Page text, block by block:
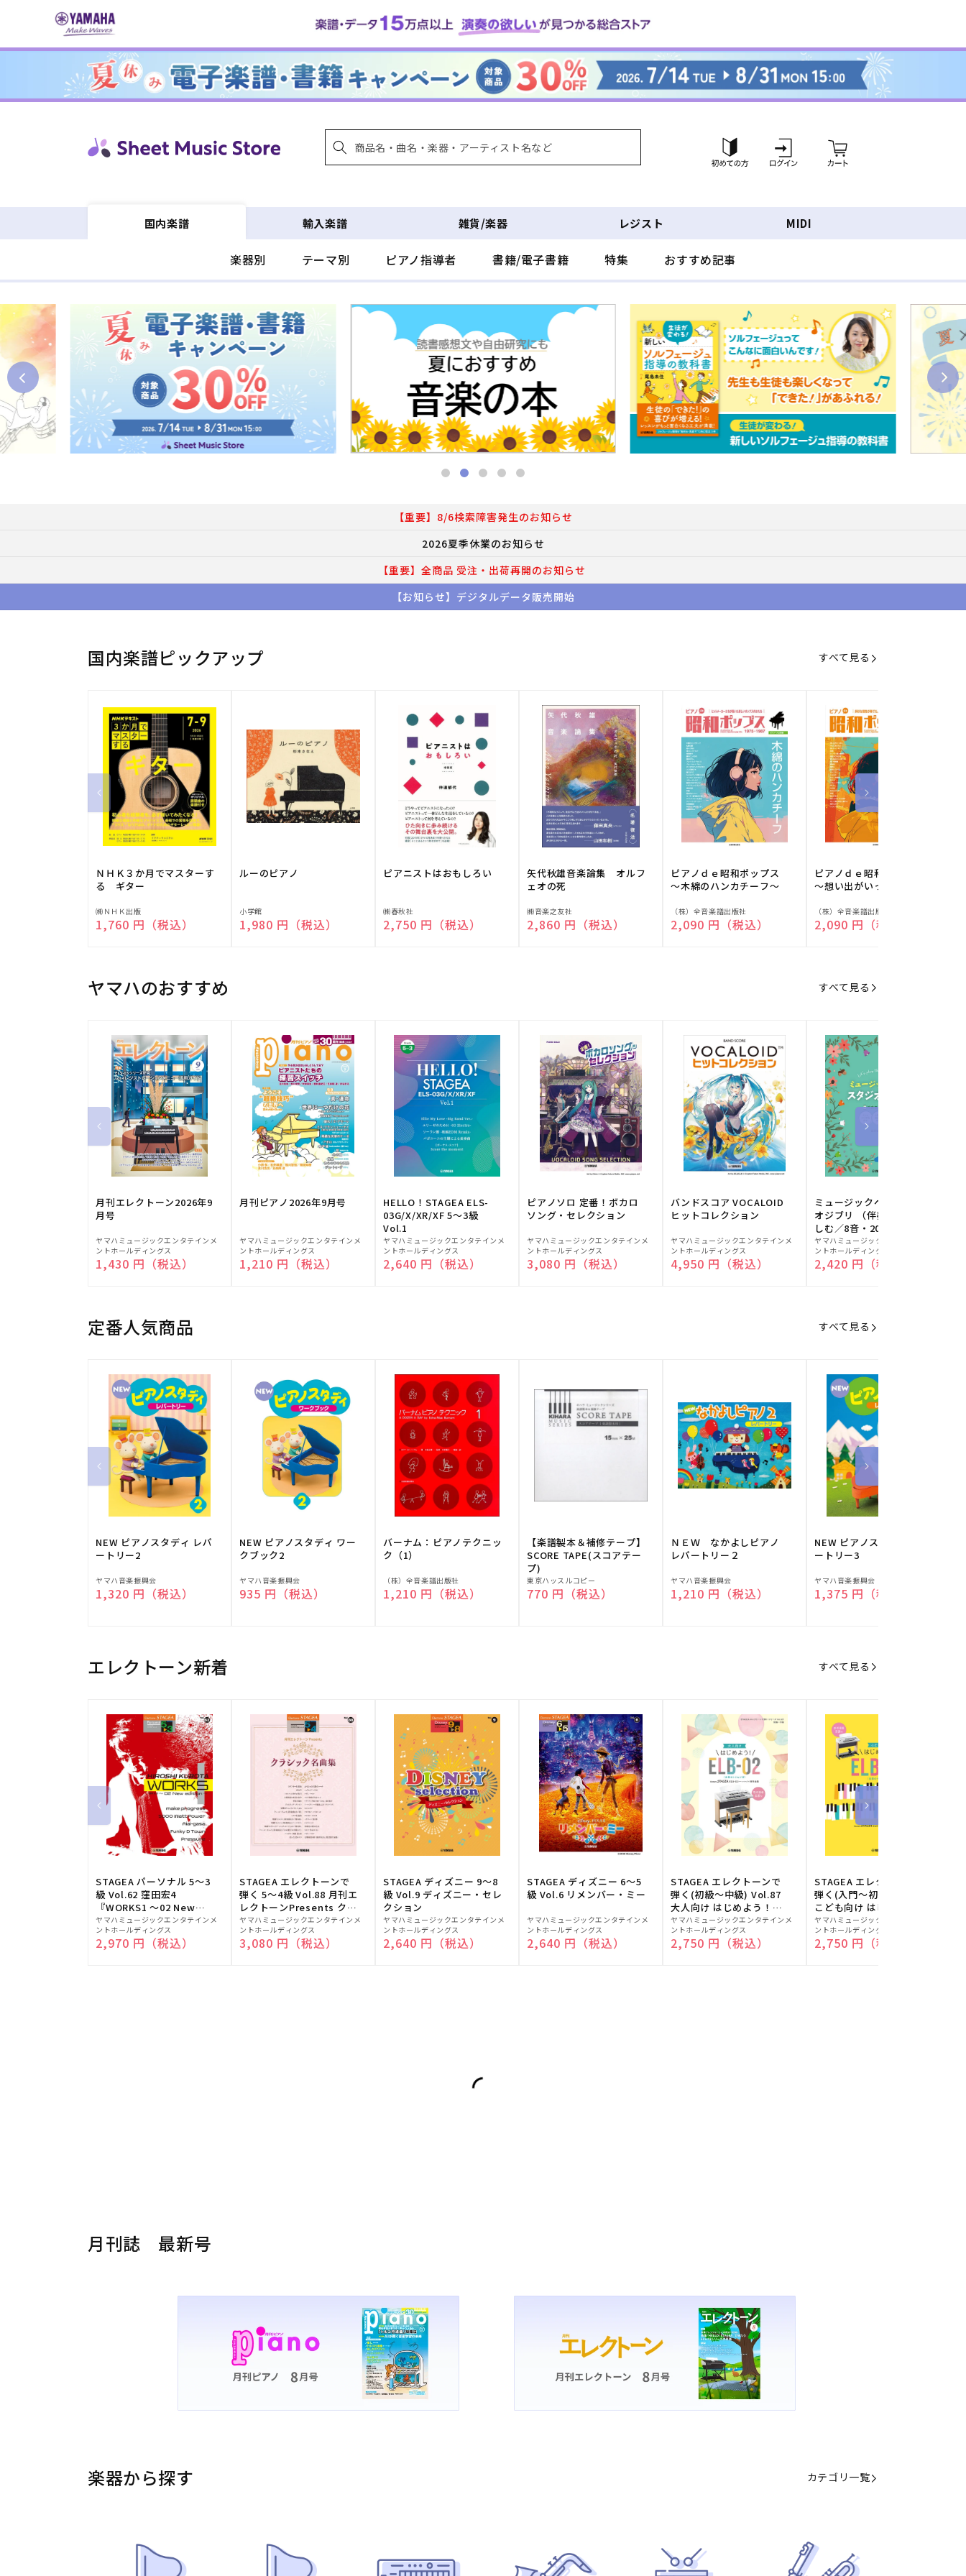
ンツに
グ
イ
ー
ト
国内楽譜
楽器別 テーマ別 ピアノ指導者 書籍/電子書籍 特集 おすすめ記事
輸入楽譜 雑貨/楽器 レジスト MIDI
【重要】8/6検索障害発生のお知らせ
2026夏季休業のお知らせ
【重要】全商品 受注・出荷再開のお知らせ
【お知らせ】デジタルデータ販売開始
国内楽譜ピックアップ すべて見る
ＮＨＫ３か月でマスターす
る ギター
販
売
㈱ＮＨＫ出版
通常価格
1,760 円（税込）
ルーのピアノ
販
売
小学館
通常価格
1,980 円（税込）
ピアニストはおもしろい
販
売
㈱春秋社
通常価格
2,750 円（税込）
矢代秋雄音楽論集 オルフ
ェオの死
販
売
㈱音楽之友社
通常価格
2,860 円（税込）
ピアノｄｅ昭和ポップス
～木綿のハンカチーフ～
販
売
（株）全音楽譜出版社
通常価格
2,090 円（税込）
ピアノｄｅ昭和ポップス
～想い出がいっぱい～
販
売
（株）全音楽譜出版社
通常価格
2,090 円（税込）
ヤマハのおすすめ すべて見る
月刊エレクトーン2026年9
月号
販
売
元:
ヤマハミュージックエンタテインメ
ントホールディングス
通常価格
1,430 円（税込）
月刊ピアノ2026年9月号
販
売
元:
ヤマハミュージックエンタテインメ
ントホールディングス
通常価格
1,210 円（税込）
HELLO！STAGEA ELS-
03G/X/XR/XF 5～3級
Vol.1
販
売
元:
ヤマハミュージックエンタテインメ
ントホールディングス
通常価格
2,640 円（税込）
ピアノソロ 定番！ボカロ
ソング・セレクション
販
売
元:
ヤマハミュージックエンタテインメ
ントホールディングス
通常価格
3,080 円（税込）
バンドスコア VOCALOID
ヒットコレクション
販
売
元:
ヤマハミュージックエンタテインメ
ントホールディングス
通常価格
4,950 円（税込）
ミュージックベルでスタジ
オジブリ （伴奏音源と楽
しむ／8音・20音ベル対応
／ドレミふりがな付）
販
売
元:
ヤマハミュージックエンタテインメ
ントホールディングス
通常価格
2,420 円（税込）
定番人気商品 すべて見る
NEW ピアノスタディ レパ
ートリー2
販
売
ヤマハ音楽振興会
通常価格
1,320 円（税込）
NEW ピアノスタディ ワー
クブック2
販
売
ヤマハ音楽振興会
通常価格
935 円（税込）
バーナム：ピアノテクニッ
ク（1）
販
売
（株）全音楽譜出版社
通常価格
1,210 円（税込）
【楽譜製本＆補修テープ】
SCORE TAPE(スコアテー
プ)
販
売
東京ハッスルコピー
通常価格
770 円（税込）
ＮＥＷ なかよしピアノ
レパートリー２
販
売
ヤマハ音楽振興会
通常価格
1,210 円（税込）
NEW ピアノスタディ レパ
ートリー3
販
売
ヤマハ音楽振興会
通常価格
1,375 円（税込）
エレクトーン新着 すべて見る
STAGEA パーソナル 5～3
級 Vol.62 窪田宏4
『WORKS1 ～02 New
edition～』
販
売
元:
ヤマハミュージックエンタテインメ
ントホールディングス
通常価格
2,970 円（税込）
STAGEA エレクトーンで
弾く 5～4級 Vol.88 月刊エ
レクトーンPresents クラ
シック名曲集
販
売
元:
ヤマハミュージックエンタテインメ
ントホールディングス
通常価格
3,080 円（税込）
STAGEA ディズニー 9～8
級 Vol.9 ディズニー・セレ
クション
販
売
元:
ヤマハミュージックエンタテインメ
ントホールディングス
通常価格
2,640 円（税込）
STAGEA ディズニー 6～5
級 Vol.6 リメンバー・ミー
販
売
元:
ヤマハミュージックエンタテインメ
ントホールディングス
通常価格
2,640 円（税込）
STAGEA エレクトーンで
弾く(初級～中級) Vol.87
大人向け はじめよう！
ELB-02(楽器のトリセツ
付)
販
売
元:
ヤマハミュージックエンタテインメ
ントホールディングス
通常価格
2,750 円（税込）
STAGEA エレクトーンで
弾く(入門～初級) Vol.86
こども向け はじめよう！
ELB-02(楽器のトリセツ
付)
販
売
元:
ヤマハミュージックエンタテインメ
ントホールディングス
通常価格
2,750 円（税込）
月刊誌 最新号
楽器から探す カテゴリ一覧